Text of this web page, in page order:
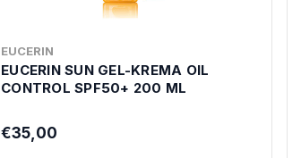
EUCERIN
EUCERIN SUN GEL-KREMA OIL
CONTROL SPF50+ 200 ML
€35,00